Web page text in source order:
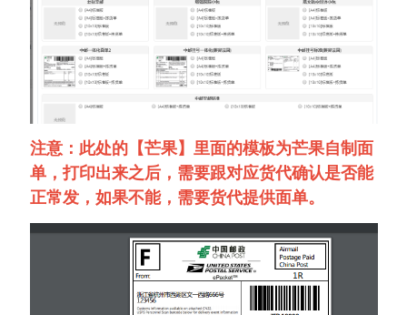
注意：此处的【芒果】里面的模板为芒果自制面
单，打印出来之后，需要跟对应货代确认是否能
正常发，如果不能，需要货代提供面单。